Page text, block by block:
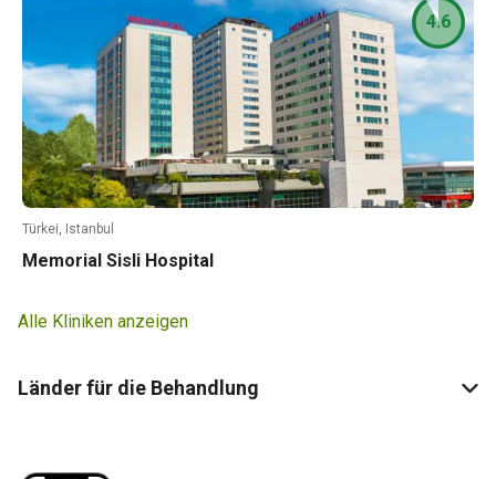
Türkei, Istanbul
Memorial Sisli Hospital
4.6
Alle Kliniken anzeigen
Länder für die Behandlung